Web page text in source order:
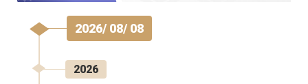
2026/ 08/ 08
2026